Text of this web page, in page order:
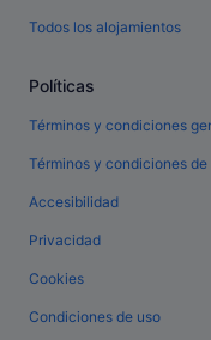
Todos los alojamientos
Políticas
Términos y condiciones
Términos y condiciones de
Accesibilidad
Privacidad
Cookies
Condiciones de uso